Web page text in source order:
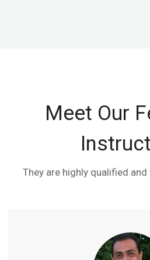
Meet Our
They are highly qualified